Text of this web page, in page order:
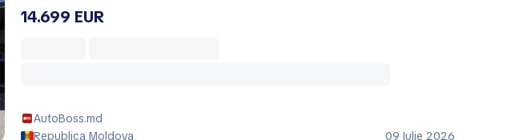
14.699 EUR
AutoBoss.md
Republica Moldova
09 Iulie 2026